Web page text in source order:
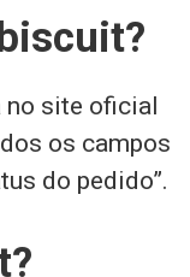
no site oficial
os campos
do pedido”.